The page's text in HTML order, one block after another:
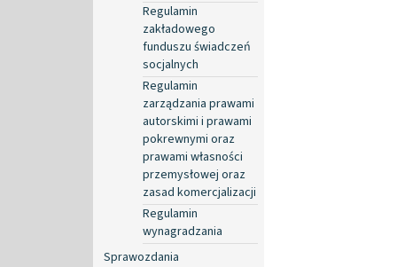
Regulamin
zakładowego
funduszu świadczeń
socjalnych
Regulamin
zarządzania prawami
autorskimi i prawami
pokrewnymi oraz
prawami własności
przemysłowej oraz
zasad komercjalizacji
Regulamin
wynagradzania
Sprawozdania